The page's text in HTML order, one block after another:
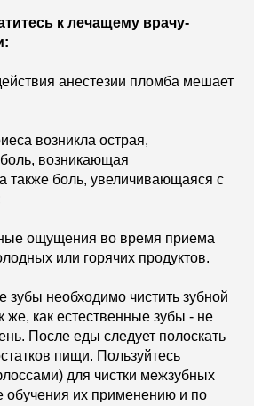
к лечащему врачу-
анестезии пломба мешает
возникла острая,
возникающая
также боль, увеличивающаяся с
ощущения во время приема
или горячих продуктов.
необходимо чистить зубной
же, как естественные зубы - не
После еды следует полоскать
пищи. Пользуйтесь
для чистки межзубных
обучения их применению и по